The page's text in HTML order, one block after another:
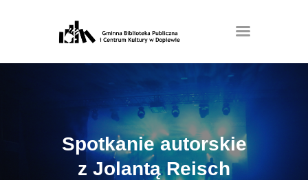
Spotkanie autorskie
z Jolantą Reisch